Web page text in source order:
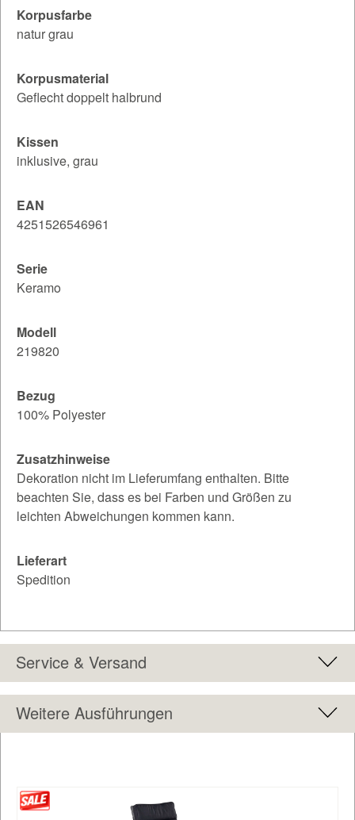
Korpusfarbe
natur grau
Korpusmaterial
Geflecht doppelt halbrund
Kissen
inklusive, grau
EAN
4251526546961
Serie
Keramo
Modell
219820
Bezug
100% Polyester
Zusatzhinweise
Dekoration nicht im Lieferumfang enthalten. Bitte
beachten Sie, dass es bei Farben und Größen zu
leichten Abweichungen kommen kann.
Lieferart
Spedition
Service & Versand
Weitere Ausführungen